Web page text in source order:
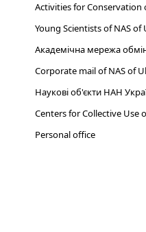
Activities for Conservation
Young Scientists of NAS of
Академічна мережа
Corporate mail of NAS of
Наукові об'єкти НАН
Centers for Collective Use
Personal office